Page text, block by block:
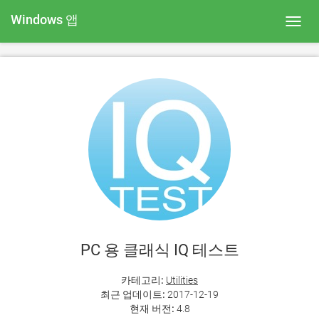
Windows 앱
PC 용 클래식 IQ 테스트
카테고리: Utilities
최근 업데이트: 2017-12-19
현재 버전: 4.8